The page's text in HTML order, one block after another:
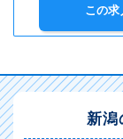
この
新潟